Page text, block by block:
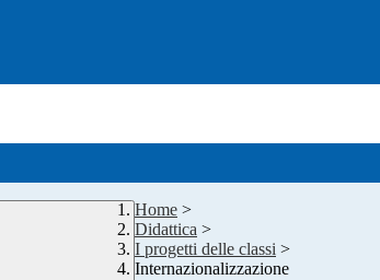
Home >
Didattica >
I progetti delle classi >
Internazionalizzazione